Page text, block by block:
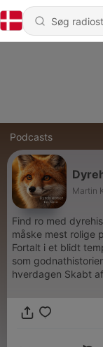
Podcasts
Martin
Find ro med
måske mest rolige podcast for
Fortalt i et blidt
som
hverdagen Skabt af Martin Kristensen, som også står bag Kaj
Virker på alle
https://